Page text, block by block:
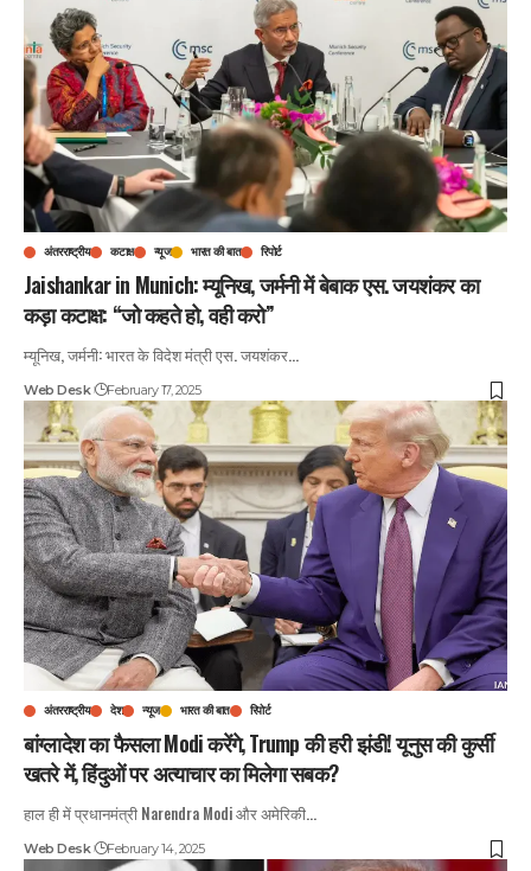
अंतरराष्ट्रीय कटाक्ष न्यूज भारत की बात रिपोर्ट
Jaishankar in Munich: म्यूनिख, जर्मनी में बेबाक एस. जयशंकर का
कड़ा कटाक्ष: “जो कहते हो, वही करो”
म्यूनिख, जर्मनी: भारत के विदेश मंत्री एस. जयशंकर…
Web Desk February 17, 2025
अंतरराष्ट्रीय देश न्यूज भारत की बात रिपोर्ट
बांग्लादेश का फैसला Modi करेंगे, Trump की हरी झंडी! यूनुस की कुर्सी
खतरे में, हिंदुओं पर अत्याचार का मिलेगा सबक?
हाल ही में प्रधानमंत्री Narendra Modi और अमेरिकी…
Web Desk February 14, 2025